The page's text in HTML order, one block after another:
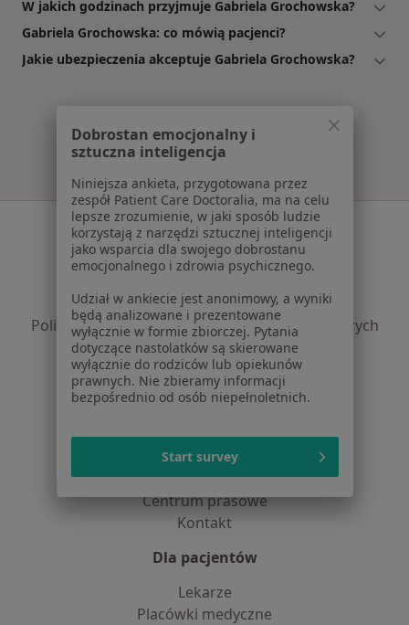
W jakich godzinach przyjmuje Gabriela Grochowska?
Gabriela Grochowska: co mówią pacjenci?
Jakie ubezpieczenia akceptuje Gabriela Grochowska?
Serwis
Regulamin
Polityka prywatności profesjonalistów
Polityka prywatności dla profesjonalistów, których
dane pozyskaliśmy samodzielnie
Polityka cookies
Jak działają wyniki wyszukiwania
O nas
Praca Rekrutujemy!
Partnerzy
Centrum prasowe
Kontakt
Dla pacjentów
Lekarze
Placówki medyczne
Dobrostan emocjonalny i
sztuczna inteligencja
Niniejsza ankieta, przygotowana przez
zespół Patient Care Doctoralia, ma na celu
lepsze zrozumienie, w jaki sposób ludzie
korzystają z narzędzi sztucznej inteligencji
jako wsparcia dla swojego dobrostanu
emocjonalnego i zdrowia psychicznego.
Udział w ankiecie jest anonimowy, a wyniki
będą analizowane i prezentowane
wyłącznie w formie zbiorczej. Pytania
dotyczące nastolatków są skierowane
wyłącznie do rodziców lub opiekunów
prawnych. Nie zbieramy informacji
bezpośrednio od osób niepełnoletnich.
Start survey